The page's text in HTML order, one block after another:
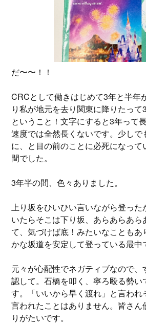
だ〜〜！！
CRCとして働きはじめて3年と半年
り私が地元を去り関東に降りたって
ということ！文字にすると3年って
速度では全然長くないです。少しで
に、と目の前のことに必死になって
間でした。
3年半の間、色々ありました。
上り坂をひいひい言いながら登っ
いたらそこは下り坂、あらあらあら
て、気づけば底！みたいなことも
かな坂道を安定して登っている最中
元々が心配性でネガティブなので、
認して。石橋を叩く、寧ろ殴る勢い
す。「いいから早く渡れ」と言われ
言われたことはありません。皆さん
りがたいです。